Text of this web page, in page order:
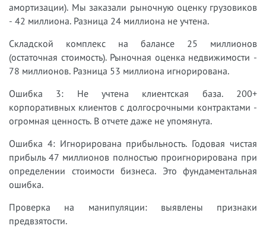
амортизации). Мы заказали рыночную оценку грузовиков
- 42 миллиона. Разница 24 миллиона не учтена.
Складской комплекс на балансе 25 миллионов
(остаточная стоимость). Рыночная оценка недвижимости -
78 миллионов. Разница 53 миллиона игнорирована.
Ошибка 3: Не учтена клиентская база. 200+
корпоративных клиентов с долгосрочными контрактами -
огромная ценность. В отчете даже не упомянута.
Ошибка 4: Игнорирована прибыльность. Годовая чистая
прибыль 47 миллионов полностью проигнорирована при
определении стоимости бизнеса. Это фундаментальная
ошибка.
Проверка на манипуляции: выявлены признаки
предвзятости.